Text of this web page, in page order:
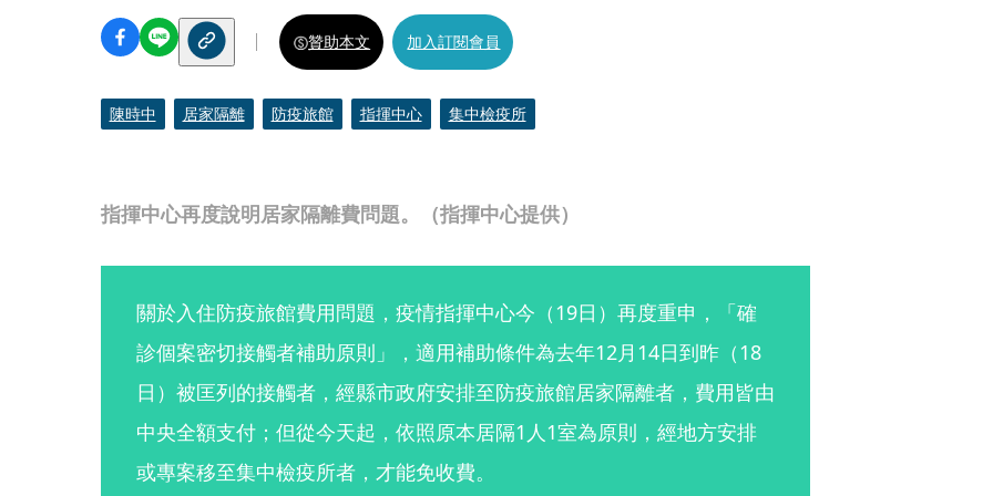
指揮中心再度說明居家隔離費問題。（指揮中心提供）
贊助本文 加入訂閱會員
陳時中 居家隔離 防疫旅館 指揮中心 集中檢疫所
關於入住防疫旅館費用問題，疫情指揮中心今（19日）再度重申，「確
診個案密切接觸者補助原則」，適用補助條件為去年12月14日到昨（18
日）被匡列的接觸者，經縣市政府安排至防疫旅館居家隔離者，費用皆由
中央全額支付；但從今天起，依照原本居隔1人1室為原則，經地方安排
或專案移至集中檢疫所者，才能免收費。